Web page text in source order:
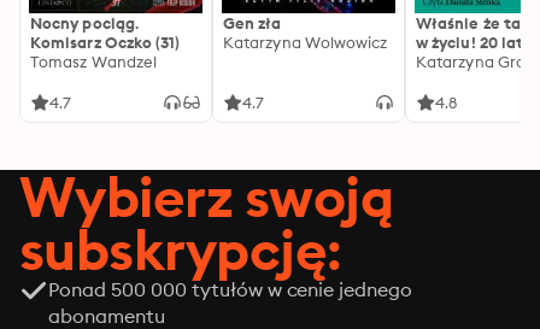
Nocny pociąg.
Komisarz Oczko (31)
Tomasz Wandzel
4.7
Gen zła
Katarzyna Wolwowicz
4.7
Właśnie że tak!
w życiu! 20 lat
Katarzyna
4.8
Wybierz swoją
subskrypcję:
Ponad 500 000 tytułów w cenie jednego
abonamentu